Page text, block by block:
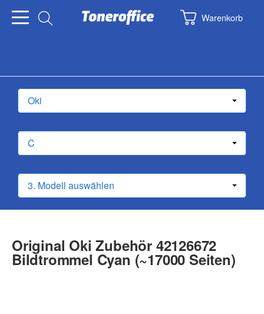
Warenkorb
Original Oki Zubehör 42126672
Bildtrommel Cyan (~17000 Seiten)